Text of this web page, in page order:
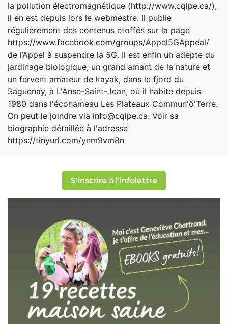
la pollution électromagnétique (http://www.cqlpe.ca/),
il en est depuis lors le webmestre. Il publie
régulièrement des contenus étoffés sur la page
https://www.facebook.com/groups/Appel5GAppeal/
de l’Appel à suspendre la 5G. Il est enfin un adepte du
jardinage biologique, un grand amant de la nature et
un fervent amateur de kayak, dans le fjord du
Saguenay, à L'Anse-Saint-Jean, où il habite depuis
1980 dans l'écohameau Les Plateaux Commun'ô'Terre.
On peut le joindre via info@cqlpe.ca. Voir sa
biographie détaillée à l'adresse
https://tinyurl.com/ynm9vm8n
S'inscrire à l'infolettre